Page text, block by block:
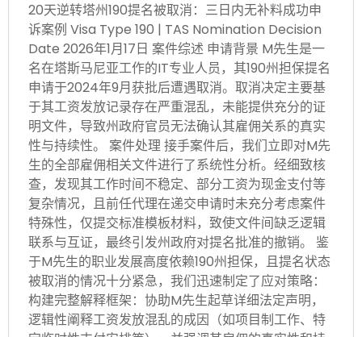
20天逆转塔州190提名被取消：三日内无补料成功申
诉案例 Visa Type 190 | TAS Nomination Decision
Date 2026年1月17日 案件综述 申请背景 M先生是一
名在塔斯马尼亚工作的IT专业人员，其190州担保提名
申请于2024年9月获批后遭遇取消。取消决定主要基
于其工资发放记录存在严重混乱，未能提供充分的证
明文件，导致州政府官员无法确认其雇佣关系的真实
性与持续性。 案件处理 接手案件后，我们立即对M先
生的全部雇佣相关文件进行了系统性分析。经细致核
查，发现其工作时间不稳定、部分工资为现金支付等
复杂情况，且前任代理在递交申请时未充分考虑案件
特殊性，仅提交标准模板材料，致使文件间缺乏逻辑
联系与互证，最终引发州政府对提名批准的撤销。 鉴
于M先生的职业发展高度依赖190州担保，且提名状态
被取消的情况十分紧急，我们迅速制定了应对策略：
构建完整解释框架：协助M先生起草详细法定声明，
逻辑性阐释工资发放混乱的成因（如项目制工作、特